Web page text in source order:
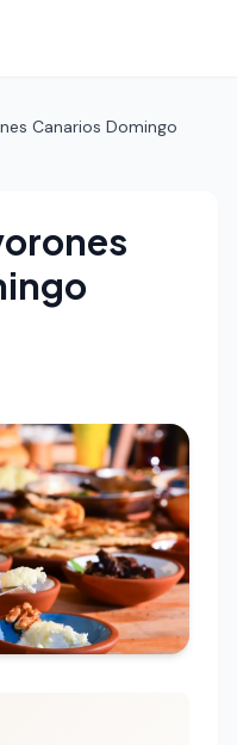
Canarios Domingo